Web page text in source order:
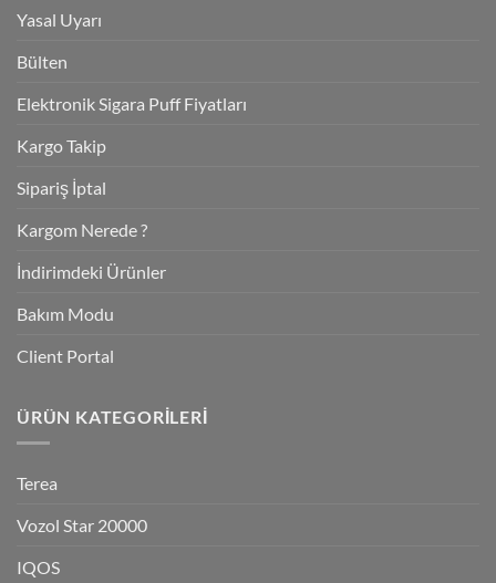
Yasal Uyarı
Bülten
Elektronik Sigara Puff Fiyatları
Kargo Takip
Sipariş İptal
Kargom Nerede ?
İndirimdeki Ürünler
Bakım Modu
Client Portal
ÜRÜN KATEGORILERI
Terea
Vozol Star 20000
IQOS